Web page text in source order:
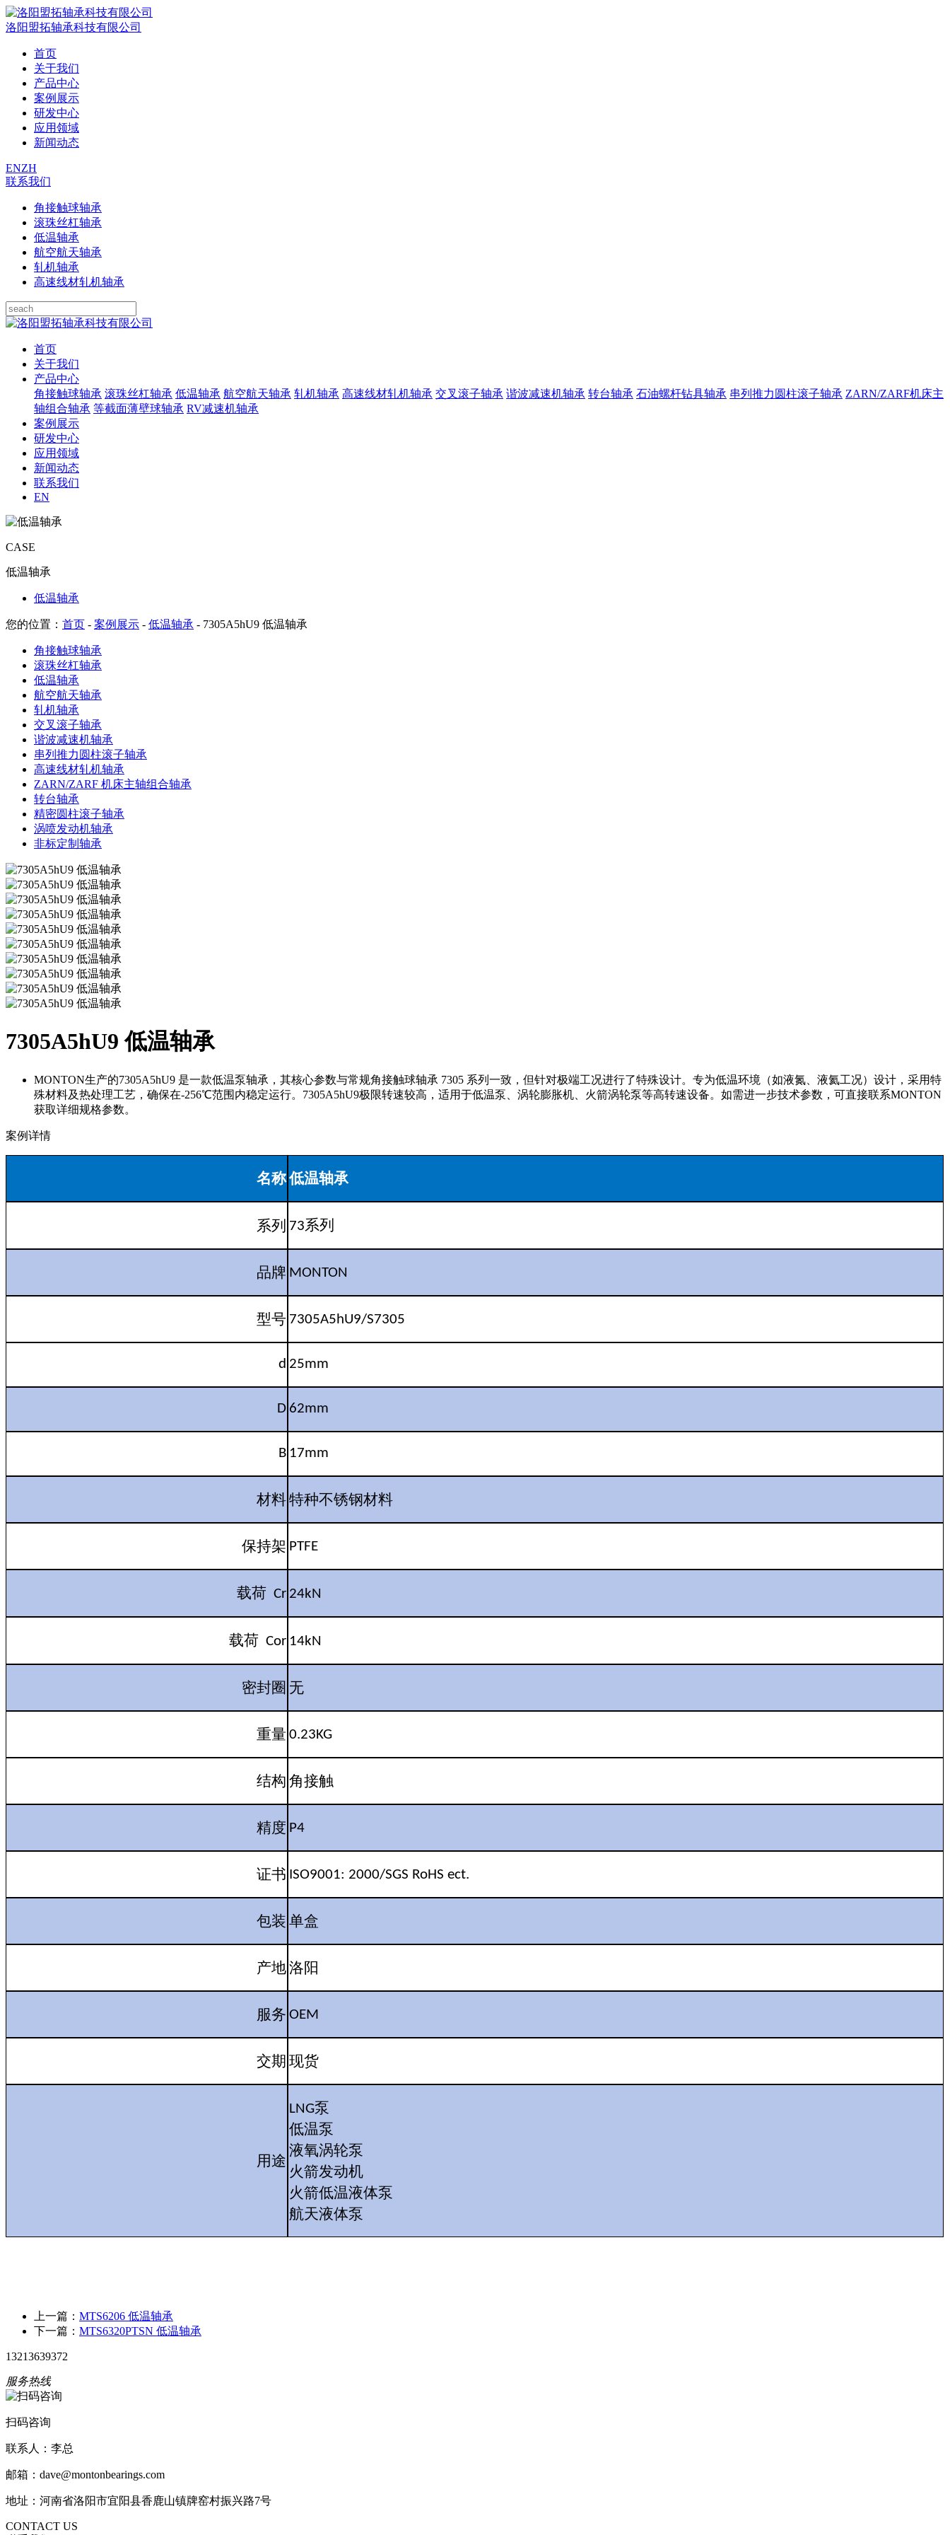
洛阳盟拓轴承科技有限公司
首页
关于我们
产品中心
案例展示
研发中心
应用领域
新闻动态
ENZH
联系我们
角接触球轴承
滚珠丝杠轴承
低温轴承
航空航天轴承
轧机轴承
高速线材轧机轴承
首页
关于我们
产品中心
角接触球轴承 滚珠丝杠轴承 低温轴承 航空航天轴承 轧机轴承 高速线材轧机轴承 交叉滚子轴承 谐波减速机轴承 转台轴承 石油螺杆钻具轴承 串列推力圆柱滚子轴承 ZARN/ZARF机床主
轴组合轴承 等截面薄壁球轴承 RV减速机轴承
案例展示
研发中心
应用领域
新闻动态
联系我们
EN
CASE
低温轴承
低温轴承
您的位置： 首页 - 案例展示 - 低温轴承 - 7305A5hU9 低温轴承
角接触球轴承
滚珠丝杠轴承
低温轴承
航空航天轴承
轧机轴承
交叉滚子轴承
谐波减速机轴承
串列推力圆柱滚子轴承
高速线材轧机轴承
ZARN/ZARF 机床主轴组合轴承
转台轴承
精密圆柱滚子轴承
涡喷发动机轴承
非标定制轴承
7305A5hU9 低温轴承
MONTON生产的7305A5hU9 是一款低温泵轴承，其核心参数与常规角接触球轴承 7305 系列一致，但针对极端工况进行了特殊设计。专为低温环境（如液氮、液氦工况）设计，采用特
殊材料及热处理工艺，确保在-256℃范围内稳定运行。7305A5hU9极限转速较高，适用于低温泵、涡轮膨胀机、火箭涡轮泵等高转速设备。如需进一步技术参数，可直接联系MONTON
获取详细规格参数。
案例详情
名称低温轴承
系列 73系列
品牌 MONTON
型号 7305A5hU9/S7305
d 25mm
D 62mm
B 17mm
材料特种不锈钢材料
保持架 PTFE
载荷 Cr 24kN
载荷 Cor 14kN
密封圈 无
重量 0.23KG
结构 角接触
精度 P4
证书 ISO9001: 2000/SGS RoHS ect.
包装 单盒
产地洛阳
服务 OEM
交期 现货
用途
LNG泵
低温泵
液氧涡轮泵
火箭发动机
火箭低温液体泵
航天液体泵
上一篇： MTS6206 低温轴承
下一篇： MTS6320PTSN 低温轴承
13213639372
服务热线
扫码咨询
联系人：李总
邮箱：dave@montonbearings.com
地址：河南省洛阳市宜阳县香鹿山镇牌窑村振兴路7号
CONTACT US